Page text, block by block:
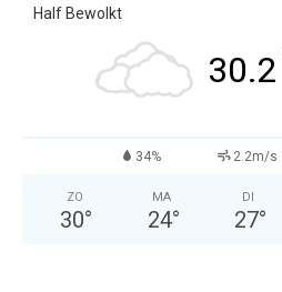
Half Bewolkt
30.2
34% 2.2m/s
ZO
30°
MA
24°
DI
27°